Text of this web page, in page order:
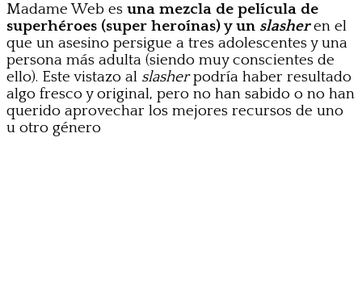
Madame Web es una mezcla de película de
superhéroes (super heroínas) y un slasheren el
que un asesino persigue a tres adolescentes y una
persona más adulta (siendo muy conscientes de
ello). Este vistazo al slasherpodría haber resultado
algo fresco y original, pero no han sabido o no han
querido aprovechar los mejores recursos de uno
u otro género